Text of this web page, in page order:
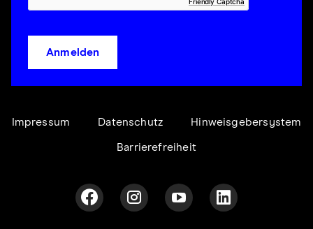
Anmelden
Impressum Datenschutz Hinweisgebersystem
Barrierefreiheit